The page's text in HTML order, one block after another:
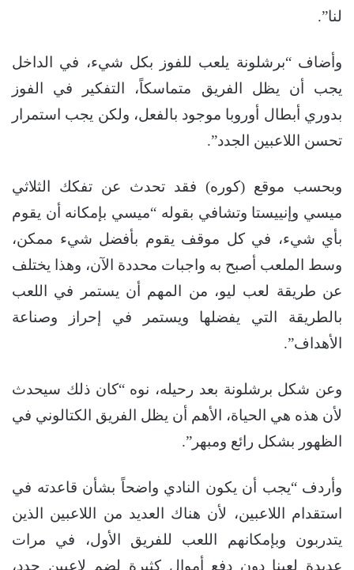
لنا”.
وأضاف “برشلونة يلعب للفوز بكل شيء، في الداخل
يجب أن يظل الفريق متماسكاً، التفكير في الفوز
بدوري أبطال أوروبا موجود بالفعل، ولكن يجب استمرار
تحسن اللاعبين الجدد”.
وبحسب موقع (كوره) فقد تحدث عن تفكك الثلاثي
ميسي وإنييستا وتشافي بقوله “ميسي بإمكانه أن يقوم
بأي شيء، في كل موقف يقوم بأفضل شيء ممكن،
وسط الملعب أصبح به واجبات محددة الآن، وهذا يختلف
عن طريقة لعب ليو، من المهم أن يستمر في اللعب
بالطريقة التي يفضلها ويستمر في إحراز وصناعة
الأهداف”.
وعن شكل برشلونة بعد رحيله، نوه “كان ذلك سيحدث
لأن هذه هي الحياة، الأهم أن يظل الفريق الكتالوني في
الظهور بشكل رائع ومبهر”.
وأردف “يجب أن يكون النادي واضحاً بشأن قاعدته في
استقدام اللاعبين، لأن هناك العديد من اللاعبين الذين
يتدربون وبإمكانهم اللعب للفريق الأول، في مرات
عديدة لعبنا دون دفع أموال كثيرة لضم لاعبين جدد،